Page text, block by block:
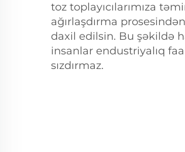
toz toplayıcılarımıza
ağırlaşdırma
daxil edilsin. Bu şəkildə
insanlar endustriyalıq
sızdırmaz.